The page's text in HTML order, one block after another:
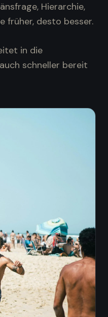
planen
begleiten
Hierarchie,
früher, desto besser.
in die
schneller bereit